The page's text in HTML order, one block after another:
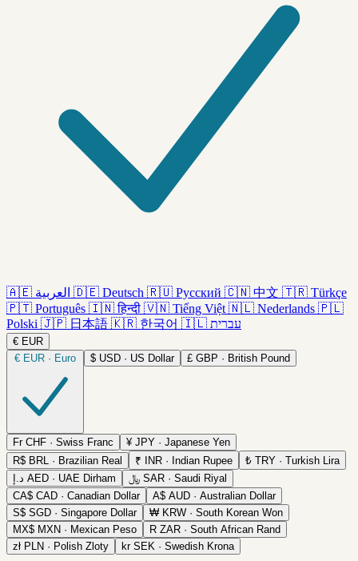
🇦🇪 العربية 🇩🇪 Deutsch 🇷🇺 Русский 🇨🇳 中文 🇹🇷 Türkçe
🇵🇹 Português 🇮🇳 हिन्दी 🇻🇳 Tiếng Việt 🇳🇱 Nederlands 🇵🇱
Polski 🇯🇵 日本語 🇰🇷 한국어 🇮🇱 עברית
€ EUR
€ EUR · Euro $ USD · US Dollar £ GBP · British Pound
Fr CHF · Swiss Franc ¥ JPY · Japanese Yen
R$ BRL · Brazilian Real ₹ INR · Indian Rupee ₺ TRY · Turkish Lira
د.إ AED · UAE Dirham ﷼ SAR · Saudi Riyal
CA$ CAD · Canadian Dollar A$ AUD · Australian Dollar
S$ SGD · Singapore Dollar ₩ KRW · South Korean Won
MX$ MXN · Mexican Peso R ZAR · South African Rand
zł PLN · Polish Zloty kr SEK · Swedish Krona